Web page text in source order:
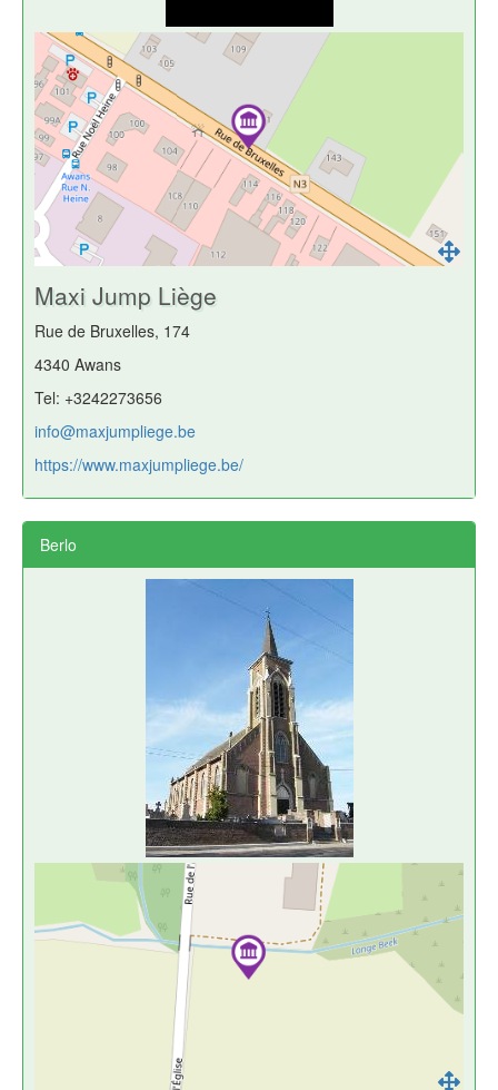
Maxi Jump Liège
Rue de Bruxelles, 174
4340 Awans
Tel: +3242273656
info@maxjumpliege.be
https://www.maxjumpliege.be/
Berlo